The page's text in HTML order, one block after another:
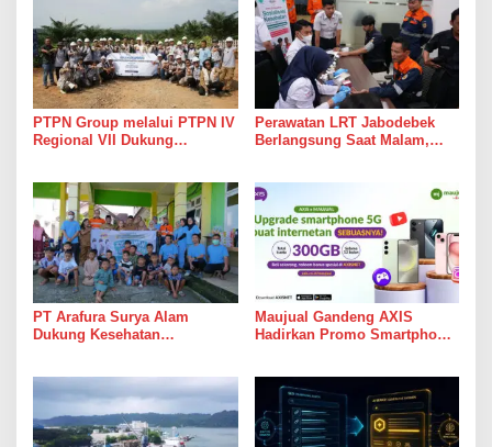
PTPN Group melalui PTPN IV
Regional VII Dukung
Pelatihan Avenza Maps di
Way Kanan
Perawatan LRT Jabodebek
Berlangsung Saat Malam,
PT Arafura Surya Alam
Dukung Kesehatan
Maujual Gandeng AXIS
Hadirkan Promo Smartphone